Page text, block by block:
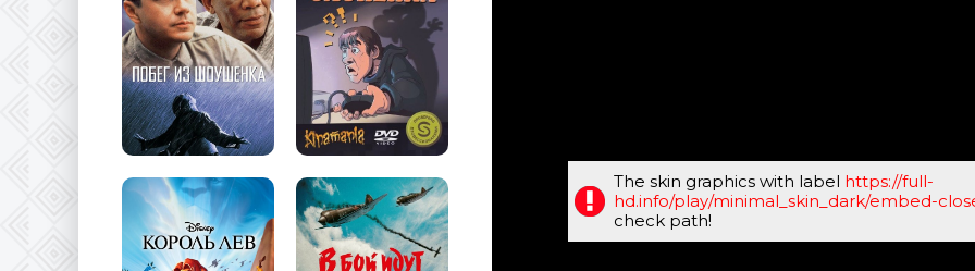
The skin graphics with label https://full-
hd.info/play/minimal_skin_dark/embed-
check path!